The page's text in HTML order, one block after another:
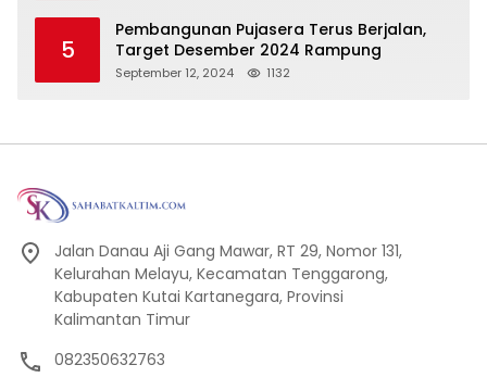
5
Pembangunan Pujasera Terus Berjalan,
Target Desember 2024 Rampung
September 12, 2024 1132
Jalan Danau Aji Gang Mawar, RT 29, Nomor 131,
Kelurahan Melayu, Kecamatan Tenggarong,
Kabupaten Kutai Kartanegara, Provinsi
Kalimantan Timur
082350632763